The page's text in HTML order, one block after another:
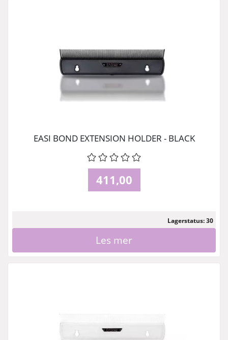
EASI BOND EXTENSION HOLDER - BLACK
411,00
Lagerstatus: 30
Les mer